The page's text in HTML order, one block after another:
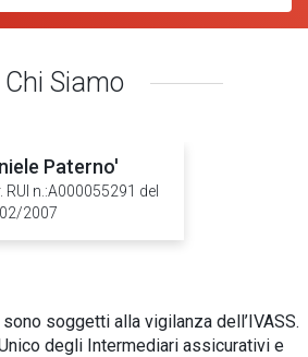
Chi Siamo
Paterno'
RUI n.:A000055291 del
2007
soggetti alla vigilanza dell’IVASS.
degli Intermediari assicurativi e